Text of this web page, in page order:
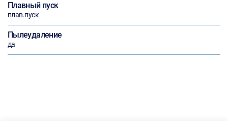
Плавный пуск
плав.пуск
Пылеудаление
да